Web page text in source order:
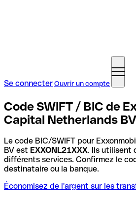
Se connecterOuvrir un compte
Code SWIFT / BIC de
Capital Netherlands
Le code BIC/SWIFT pour
BV est EXXONL21XXX. Ils utilisent
différents services. Confirmez le
destinataire ou la banque.
Économisez de l'argent sur les